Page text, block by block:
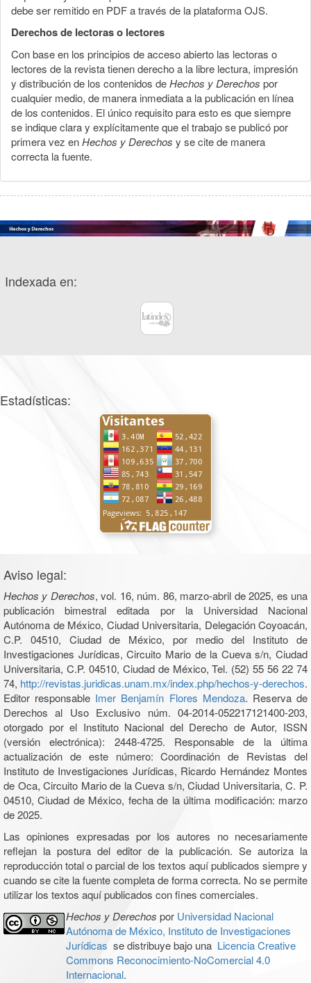
debe ser remitido en PDF a través de la plataforma OJS.
Derechos de lectoras o lectores
Con base en los principios de acceso abierto las lectoras o
lectores de la revista tienen derecho a la libre lectura, impresión
y distribución de los contenidos deHechos y Derechos por
cualquier medio, de manera inmediata a la publicación en línea
de los contenidos. El único requisito para esto es que siempre
se indique clara y explícitamente que el trabajo se publicó por
primera vez enHechos y Derechos y se cite de manera
correcta la fuente.
Indexada en:
Estadísticas:
Aviso legal:
Hechos y Derechos, vol. 16, núm. 86, marzo-abril de 2025, es una
publicación bimestral editada por la Universidad Nacional
Autónoma de México, Ciudad Universitaria, Delegación Coyoacán,
C.P. 04510, Ciudad de México, por medio del Instituto de
Investigaciones Jurídicas, Circuito Mario de la Cueva s/n, Ciudad
Universitaria, C.P. 04510, Ciudad de México, Tel. (52) 55 56 22 74
74, http://revistas.juridicas.unam.mx/index.php/hechos-y-derechos.
Editor responsable Imer Benjamín Flores Mendoza. Reserva de
Derechos al Uso Exclusivo núm. 04-2014-052217121400-203,
otorgado por el Instituto Nacional del Derecho de Autor, ISSN
(versión electrónica): 2448-4725. Responsable de la última
actualización de este número: Coordinación de Revistas del
Instituto de Investigaciones Jurídicas, Ricardo Hernández Montes
de Oca, Circuito Mario de la Cueva s/n, Ciudad Universitaria, C. P.
04510, Ciudad de México, fecha de la última modificación: marzo
de 2025.
Las opiniones expresadas por los autores no necesariamente
reflejan la postura del editor de la publicación. Se autoriza la
reproducción total o parcial de los textos aquí publicados siempre y
cuando se cite la fuente completa de forma correcta. No se permite
utilizar los textos aquí publicados con fines comerciales.
Hechos y Derechos por Universidad Nacional
Autónoma de México, Instituto de Investigaciones
Jurídicas se distribuye bajo una Licencia Creative
Commons Reconocimiento-NoComercial 4.0
Internacional.